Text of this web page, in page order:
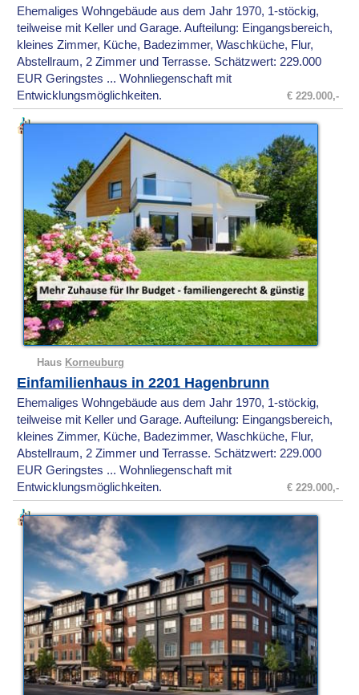
Ehemaliges Wohngebäude aus dem Jahr 1970, 1-stöckig,
teilweise mit Keller und Garage. Aufteilung: Eingangsbereich,
kleines Zimmer, Küche, Badezimmer, Waschküche, Flur,
Abstellraum, 2 Zimmer und Terrasse. Schätzwert: 229.000
EUR Geringstes ... Wohnliegenschaft mit
Entwicklungsmöglichkeiten.
€ 229.000,-
Haus Korneuburg
Einfamilienhaus in 2201 Hagenbrunn
Ehemaliges Wohngebäude aus dem Jahr 1970, 1-stöckig,
teilweise mit Keller und Garage. Aufteilung: Eingangsbereich,
kleines Zimmer, Küche, Badezimmer, Waschküche, Flur,
Abstellraum, 2 Zimmer und Terrasse. Schätzwert: 229.000
EUR Geringstes ... Wohnliegenschaft mit
Entwicklungsmöglichkeiten.
€ 229.000,-